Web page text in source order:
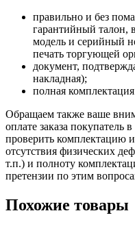
правильно и без
гарантийный талон,
модель и серийный
печать торгующей
документ,
накладная);
полная комплектация
Обращаем также ваше
оплате заказа покупатель
проверить комплектацию
отсутствия физических
т.п.) и полноту
претензии по этим
Похожие товары